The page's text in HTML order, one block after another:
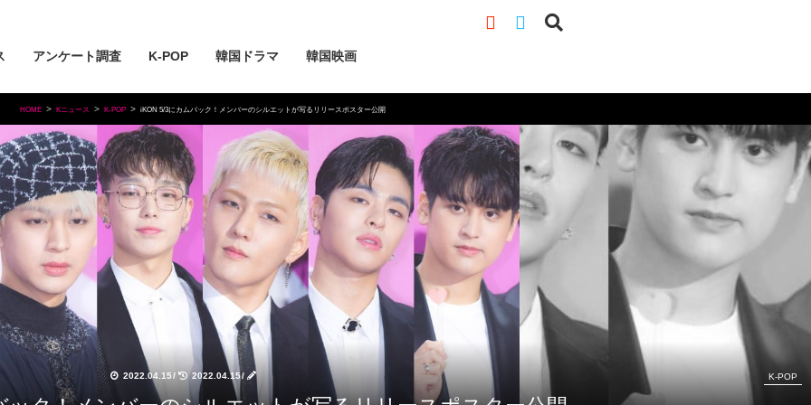
アンケート調査 K-POP 韓国ドラマ 韓国映画
HOME Kニュース K-POP iKON 5/3にカムバック！メンバーのシルエットが写るリリースポスター公開
2022.04.15/ 2022.04.15/ K-POP